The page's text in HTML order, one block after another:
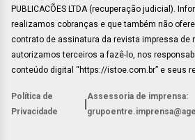
PUBLICACÕES LTDA (recuperação judicial).
realizamos cobranças e que também não
contrato de assinatura da revista impressa de
autorizamos terceiros a fazê-lo, nos
conteúdo digital “https://istoe.com.br” e seus
Política de
Privacidade
Assessoria de imprensa: